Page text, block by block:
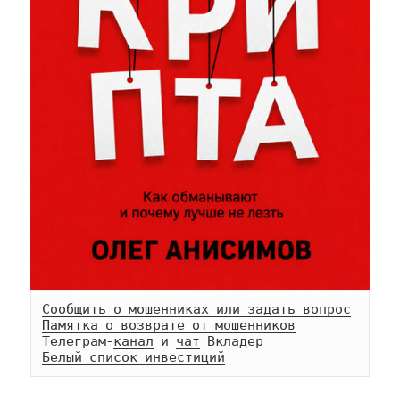
Сообщить о мошенниках или задать вопрос
Памятка о возврате от мошенников
Телеграм-канал и чат
Белый список инвестиций